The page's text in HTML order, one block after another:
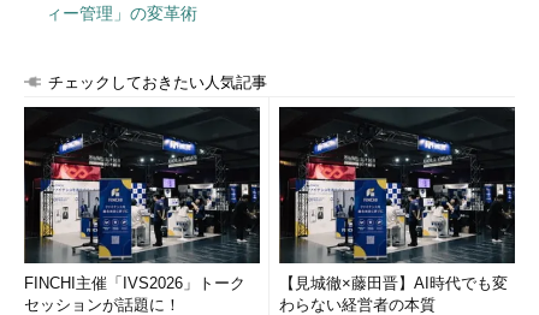
ィー管理」の変革術
チェックしておきたい人気記事
FINCHI主催「IVS2026」トーク
セッションが話題に！
【見城徹×藤田晋】AI時代でも変
わらない経営者の本質